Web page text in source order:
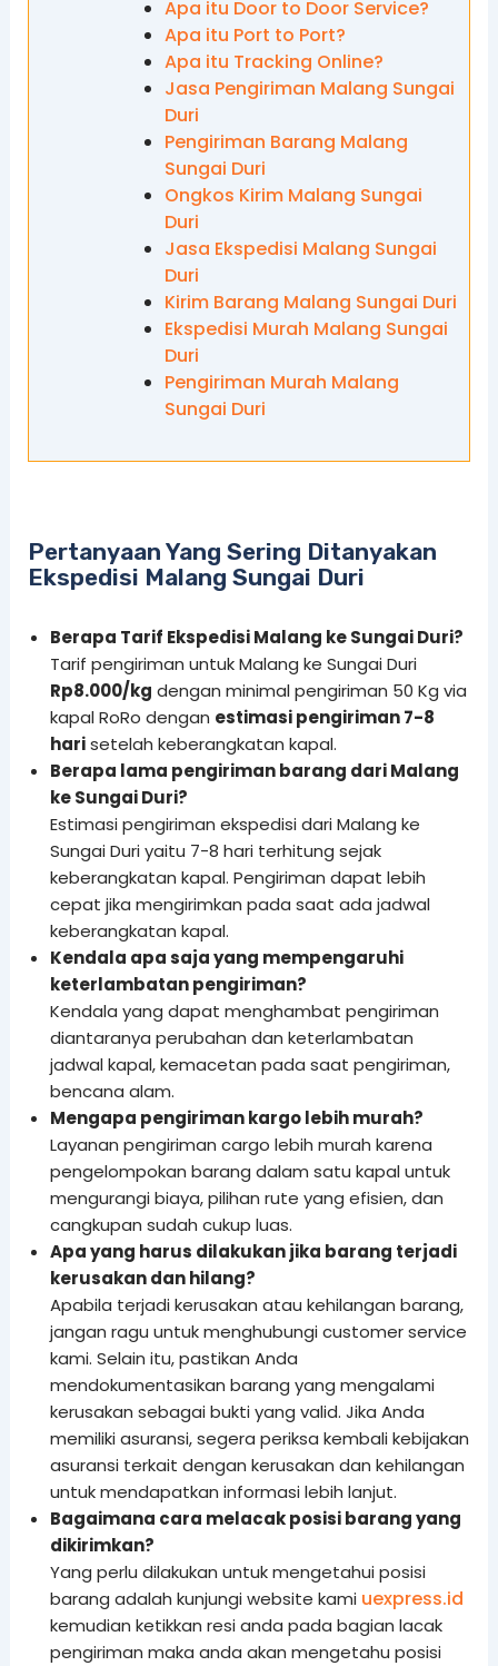
Apa itu Door to Door Service?
Apa itu Port to Port?
Apa itu Tracking Online?
Jasa Pengiriman Malang Sungai
Duri
Pengiriman Barang Malang
Sungai Duri
Ongkos Kirim Malang Sungai
Duri
Jasa Ekspedisi Malang Sungai
Duri
Kirim Barang Malang Sungai Duri
Ekspedisi Murah Malang Sungai
Duri
Pengiriman Murah Malang
Sungai Duri
Pertanyaan Yang Sering Ditanyakan
Ekspedisi Malang Sungai Duri
Berapa Tarif Ekspedisi Malang ke Sungai Duri?
Tarif pengiriman untuk Malang ke Sungai Duri
Rp8.000/kg dengan minimal pengiriman 50 Kg via
kapal RoRo dengan estimasi pengiriman 7-8
harisetelah keberangkatan kapal.
Berapa lama pengiriman barang dari Malang
ke Sungai Duri?
Estimasi pengiriman ekspedisi dari Malang ke
Sungai Duri yaitu 7-8 hari terhitung sejak
keberangkatan kapal. Pengiriman dapat lebih
cepat jika mengirimkan pada saat ada jadwal
keberangkatan kapal.
Kendala apa saja yang mempengaruhi
keterlambatan pengiriman?
Kendala yang dapat menghambat pengiriman
diantaranya perubahan dan keterlambatan
jadwal kapal, kemacetan pada saat pengiriman,
bencana alam.
Mengapa pengiriman kargo lebih murah?
Layanan pengiriman cargo lebih murah karena
pengelompokan barang dalam satu kapal untuk
mengurangi biaya, pilihan rute yang efisien, dan
cangkupan sudah cukup luas.
Apa yang harus dilakukan jika barang terjadi
kerusakan dan hilang?
Apabila terjadi kerusakan atau kehilangan barang,
jangan ragu untuk menghubungi customer service
kami. Selain itu, pastikan Anda
mendokumentasikan barang yang mengalami
kerusakan sebagai bukti yang valid. Jika Anda
memiliki asuransi, segera periksa kembali kebijakan
asuransi terkait dengan kerusakan dan kehilangan
untuk mendapatkan informasi lebih lanjut.
Bagaimana cara melacak posisi barang yang
dikirimkan?
Yang perlu dilakukan untuk mengetahui posisi
barang adalah kunjungi website kami uexpress.id
kemudian ketikkan resi anda pada bagian lacak
pengiriman maka anda akan mengetahu posisi